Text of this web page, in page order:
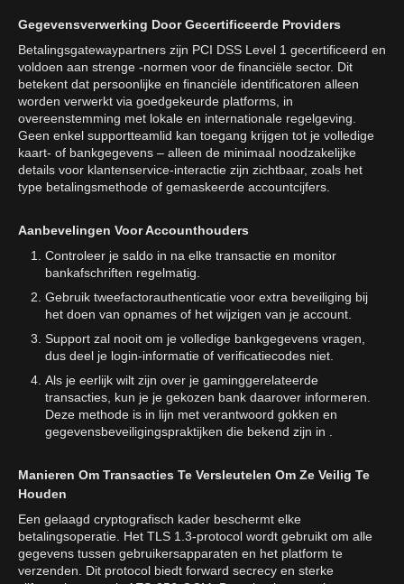
Gegevensverwerking Door Gecertificeerde Providers
Betalingsgatewaypartners zijn PCI DSS Level 1 gecertificeerd en
voldoen aan strenge -normen voor de financiële sector. Dit
betekent dat persoonlijke en financiële identificatoren alleen
worden verwerkt via goedgekeurde platforms, in
overeenstemming met lokale en internationale regelgeving.
Geen enkel supportteamlid kan toegang krijgen tot je volledige
kaart- of bankgegevens – alleen de minimaal noodzakelijke
details voor klantenservice-interactie zijn zichtbaar, zoals het
type betalingsmethode of gemaskeerde accountcijfers.
Aanbevelingen Voor Accounthouders
Controleer je saldo in na elke transactie en monitor
bankafschriften regelmatig.
Gebruik tweefactorauthenticatie voor extra beveiliging bij
het doen van opnames of het wijzigen van je account.
Support zal nooit om je volledige bankgegevens vragen,
dus deel je login-informatie of verificatiecodes niet.
Als je eerlijk wilt zijn over je gaminggerelateerde
transacties, kun je je gekozen bank daarover informeren.
Deze methode is in lijn met verantwoord gokken en
gegevensbeveiligingspraktijken die bekend zijn in .
Manieren Om Transacties Te Versleutelen Om Ze Veilig Te
Houden
Een gelaagd cryptografisch kader beschermt elke
betalingsoperatie. Het TLS 1.3-protocol wordt gebruikt om alle
gegevens tussen gebruikersapparaten en het platform te
verzenden. Dit protocol biedt forward secrecy en sterke